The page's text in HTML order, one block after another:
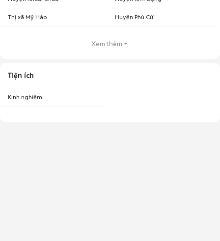
Thị xã Mỹ Hào Huyện Phù Cừ
Xem thêm
Tiện ích
Kinh nghiệm